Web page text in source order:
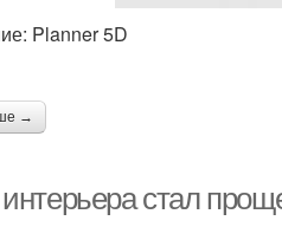
Planner 5D
→
стал